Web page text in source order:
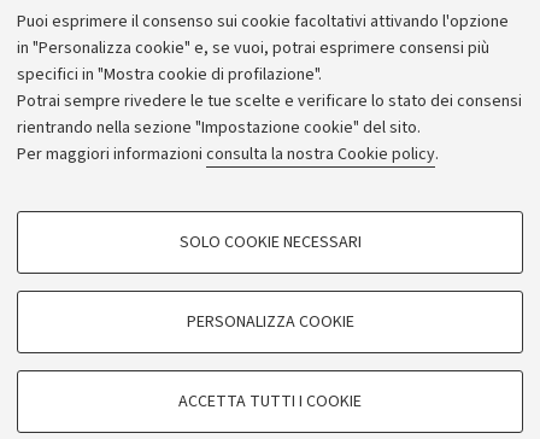
Puoi esprimere il consenso sui cookie facoltativi attivando l'opzione
in "Personalizza cookie" e, se vuoi, potrai esprimere consensi più
specifici in "Mostra cookie di profilazione".
Potrai sempre rivedere le tue scelte e verificare lo stato dei consensi
rientrando nella sezione "Impostazione cookie" del sito.
Per maggiori informazioni consulta la nostra Cookie policy.
COOKIE DI PROFILAZIONE - FACOLTATIVI
degli utenti, creare profili in base al loro comportamento sul sito, per analisi
di marketing.
Google/Youtube Video
SOLO COOKIE NECESSARI
PERSONALIZZA COOKIE
ACCETTA TUTTI I COOKIE
Privacy
Note legali
NormAteneo
Impostazioni Cookie
©Copyright 2024 - ALMA MATER STUDIORUM - Università di
Bologna - Via Zamboni, 33 - 40126 Bologna - PI: 01131710376 -